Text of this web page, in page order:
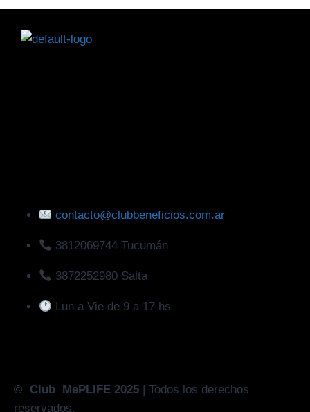
contacto@clubbeneficios.com.ar
3812069744 Tucumán
3872252980 Salta
Lun a Vie de 9 a 17 hs
© Club MePLIFE 2025 | Todos los derechos
reservados.